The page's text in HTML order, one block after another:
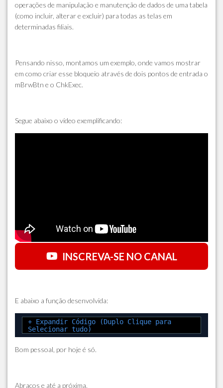
operações de manipulação e manutenção de dados de uma tabela
(como incluir, alterar e excluir) para todas as telas em
determinadas filiais.
Pensando nisso, montamos um exemplo, onde vamos mostrar
em como criar esse bloqueio através de dois pontos de entrada o
mBrwBtn e o ChkExec.
Segue abaixo o vídeo exemplificando:
INSCREVA-SE NO CANAL
E abaixo a função desenvolvida:
+ Expandir Código (Duplo Clique para
Selecionar tudo)
Bom pessoal, por hoje é só.
Abraços e até a próxima.